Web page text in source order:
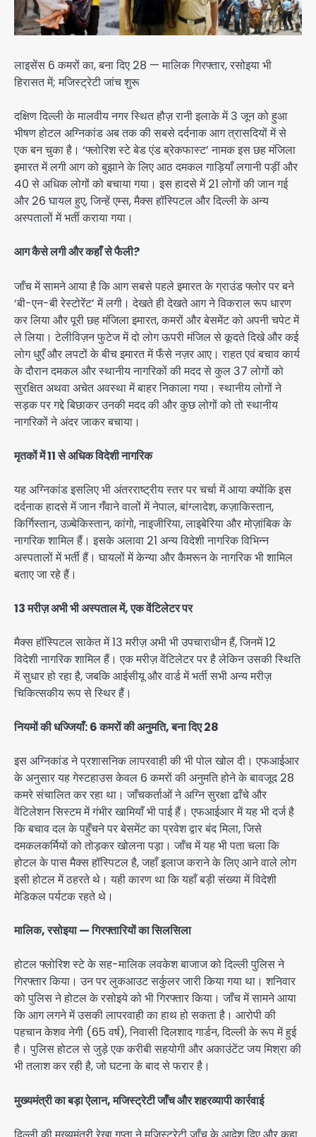
लाइसेंस 6 कमरों का, बना दिए 28 — मालिक गिरफ्तार, रसोइया भी
हिरासत में; मजिस्ट्रेटी जांच शुरू
दक्षिण दिल्ली के मालवीय नगर स्थित हौज़ रानी इलाके में 3 जून को हुआ
भीषण होटल अग्निकांड अब तक की सबसे दर्दनाक आग त्रासदियों में से
एक बन चुका है। ‘फ्लोरिश स्टे बेड एंड ब्रेकफास्ट’ नामक इस छह मंजिला
इमारत में लगी आग को बुझाने के लिए आठ दमकल गाड़ियाँ लगानी पड़ीं और
40 से अधिक लोगों को बचाया गया। इस हादसे में 21 लोगों की जान गई
और 26 घायल हुए, जिन्हें एम्स, मैक्स हॉस्पिटल और दिल्ली के अन्य
अस्पतालों में भर्ती कराया गया।
आग कैसे लगी और कहाँ से फैली?
जाँच में सामने आया है कि आग सबसे पहले इमारत के ग्राउंड फ्लोर पर बने
‘बी-एन-बी रेस्टोरेंट’ में लगी। देखते ही देखते आग ने विकराल रूप धारण
कर लिया और पूरी छह मंजिला इमारत, कमरों और बेसमेंट को अपनी चपेट में
ले लिया। टेलीविज़न फुटेज में दो लोग ऊपरी मंजिल से कूदते दिखे और कई
लोग धुएँ और लपटों के बीच इमारत में फँसे नज़र आए। राहत एवं बचाव कार्य
के दौरान दमकल और स्थानीय नागरिकों की मदद से कुल 37 लोगों को
सुरक्षित अथवा अचेत अवस्था में बाहर निकाला गया। स्थानीय लोगों ने
सड़क पर गद्दे बिछाकर उनकी मदद की और कुछ लोगों को तो स्थानीय
नागरिकों ने अंदर जाकर बचाया।
मृतकों में 11 से अधिक विदेशी नागरिक
यह अग्निकांड इसलिए भी अंतरराष्ट्रीय स्तर पर चर्चा में आया क्योंकि इस
दर्दनाक हादसे में जान गँवाने वालों में नेपाल, बांग्लादेश, कज़ाकिस्तान,
किर्गिस्तान, उज़्बेकिस्तान, कांगो, नाइजीरिया, लाइबेरिया और मोज़ांबिक के
नागरिक शामिल हैं। इसके अलावा 21 अन्य विदेशी नागरिक विभिन्न
अस्पतालों में भर्ती हैं। घायलों में केन्या और कैमरून के नागरिक भी शामिल
बताए जा रहे हैं।
13 मरीज़ अभी भी अस्पताल में, एक वेंटिलेटर पर
मैक्स हॉस्पिटल साकेत में 13 मरीज़ अभी भी उपचाराधीन हैं, जिनमें 12
विदेशी नागरिक शामिल हैं। एक मरीज़ वेंटिलेटर पर है लेकिन उसकी स्थिति
में सुधार हो रहा है, जबकि आईसीयू और वार्ड में भर्ती सभी अन्य मरीज़
चिकित्सकीय रूप से स्थिर हैं।
नियमों की धज्जियाँ: 6 कमरों की अनुमति, बना दिए 28
इस अग्निकांड ने प्रशासनिक लापरवाही की भी पोल खोल दी। एफआईआर
के अनुसार यह गेस्टहाउस केवल 6 कमरों की अनुमति होने के बावजूद 28
कमरे संचालित कर रहा था। जाँचकर्ताओं ने अग्नि सुरक्षा ढाँचे और
वेंटिलेशन सिस्टम में गंभीर खामियाँ भी पाई हैं। एफआईआर में यह भी दर्ज है
कि बचाव दल के पहुँचने पर बेसमेंट का प्रवेश द्वार बंद मिला, जिसे
दमकलकर्मियों को तोड़कर खोलना पड़ा। जाँच में यह भी पता चला कि
होटल के पास मैक्स हॉस्पिटल है, जहाँ इलाज कराने के लिए आने वाले लोग
इसी होटल में ठहरते थे। यही कारण था कि यहाँ बड़ी संख्या में विदेशी
मेडिकल पर्यटक रहते थे।
मालिक, रसोइया — गिरफ्तारियों का सिलसिला
होटल फ्लोरिश स्टे के सह-मालिक लवकेश बाजाज को दिल्ली पुलिस ने
गिरफ्तार किया। उन पर लुकआउट सर्कुलर जारी किया गया था। शनिवार
को पुलिस ने होटल के रसोइये को भी गिरफ्तार किया। जाँच में सामने आया
कि आग लगने में उसकी लापरवाही का हाथ हो सकता है। आरोपी की
पहचान केशव नेगी (65 वर्ष), निवासी दिलशाद गार्डन, दिल्ली के रूप में हुई
है। पुलिस होटल से जुड़े एक करीबी सहयोगी और अकाउंटेंट जय मिश्रा की
भी तलाश कर रही है, जो घटना के बाद से फरार है।
मुख्यमंत्री का बड़ा ऐलान, मजिस्ट्रेटी जाँच और शहरव्यापी कार्रवाई